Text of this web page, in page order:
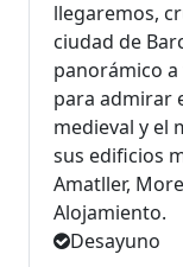
llegaremos,
ciudad de
panorámico a
para admirar
medieval y el
sus edificios
Amatller,
Alojamiento.
Desayuno